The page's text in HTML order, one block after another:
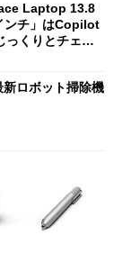
Laptop 13.8
ンチ」はCopilot
くりとチェッ
ロボット掃除機